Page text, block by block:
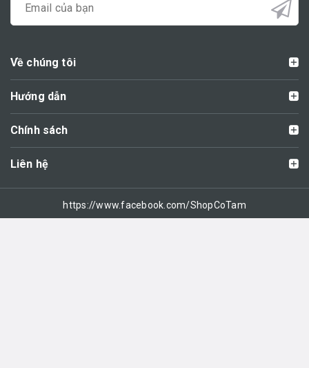
Về chúng tôi
Hướng dẫn
Chính sách
Liên hệ
https://www.facebook.com/ShopCoTam